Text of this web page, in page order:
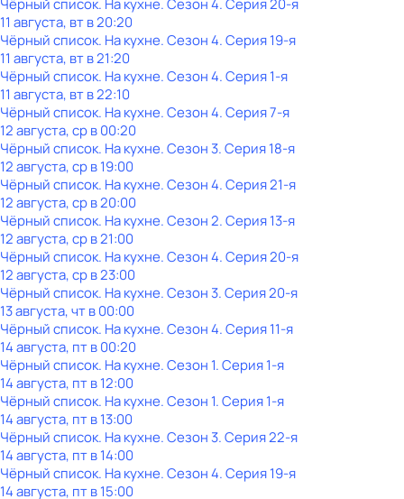
Чёрный список. На кухне. Сезон 4. Серия 20-я
11 августа, вт в 20:20
Чёрный список. На кухне. Сезон 4. Серия 19-я
11 августа, вт в 21:20
Чёрный список. На кухне. Сезон 4. Серия 1-я
11 августа, вт в 22:10
Чёрный список. На кухне. Сезон 4. Серия 7-я
12 августа, ср в 00:20
Чёрный список. На кухне. Сезон 3. Серия 18-я
12 августа, ср в 19:00
Чёрный список. На кухне. Сезон 4. Серия 21-я
12 августа, ср в 20:00
Чёрный список. На кухне. Сезон 2. Серия 13-я
12 августа, ср в 21:00
Чёрный список. На кухне. Сезон 4. Серия 20-я
12 августа, ср в 23:00
Чёрный список. На кухне. Сезон 3. Серия 20-я
13 августа, чт в 00:00
Чёрный список. На кухне. Сезон 4. Серия 11-я
14 августа, пт в 00:20
Чёрный список. На кухне. Сезон 1. Серия 1-я
14 августа, пт в 12:00
Чёрный список. На кухне. Сезон 1. Серия 1-я
14 августа, пт в 13:00
Чёрный список. На кухне. Сезон 3. Серия 22-я
14 августа, пт в 14:00
Чёрный список. На кухне. Сезон 4. Серия 19-я
14 августа, пт в 15:00